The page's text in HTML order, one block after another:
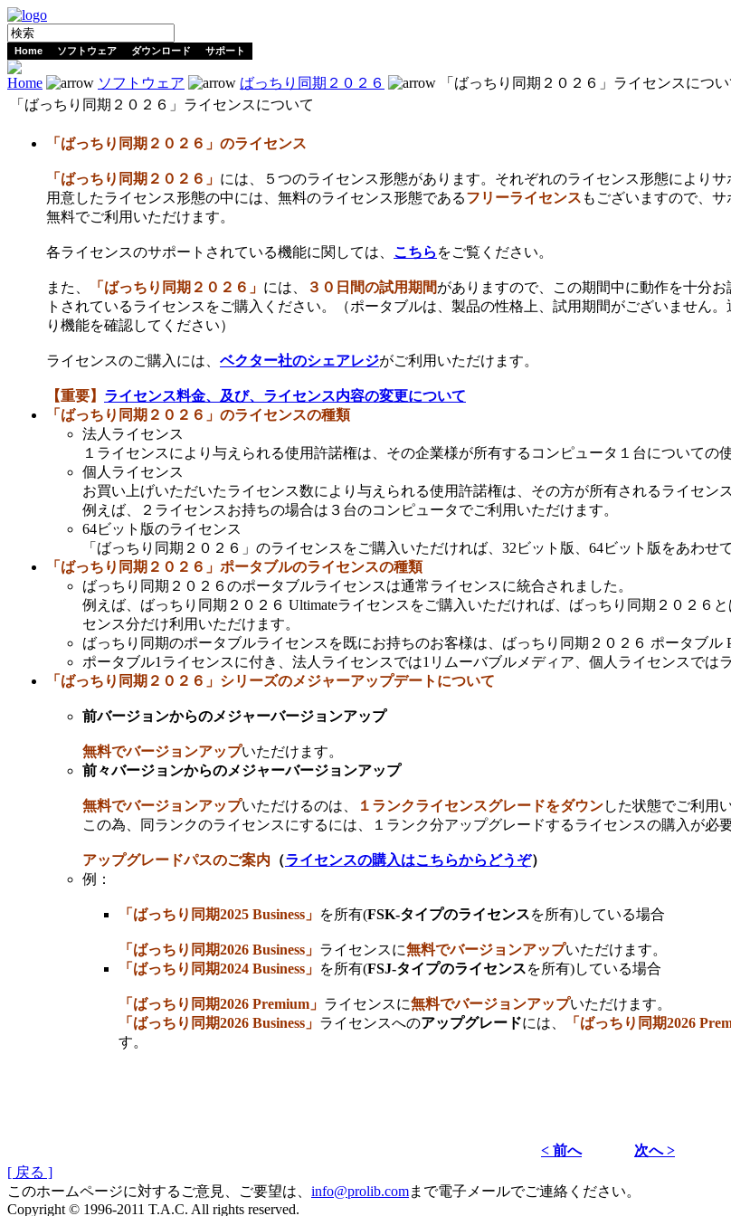
Home ソフトウェア ダウンロード サポート
Home ソフトウェア ばっちり同期２０２６
「ばっちり同期２０２６」ライセンスについ
「ばっちり同期２０２６」ライセンスについて
「ばっちり同期２０２６ 」のライセンス
「ばっちり同期２０２６」 には、５つのライセンス形態があります。それぞれのライセンス形態により
用意したライセンス形態の中には、無料のライセンス形態であるフリーライセンス もございますので、
無料でご利用いただけます。
各ライセンスのサポートされている機能に関しては、 こちら をご覧ください。
また、 「ばっちり同期２０２６」 には、 ３０日間の試用期間がありますので、この期間中に動作を十分
トされているライセンスをご購入ください。（ポータブルは、製品の性格上、試用期間がございません
り機能を確認してください）
ライセンスのご購入には、 ベクター社のシェアレジがご利用いただけます。
【重要】 ライセンス料金、及び、ライセンス内容の変更について
「ばっちり同期２０２６」のライセンスの種類
法人ライセンス
１ライセンスにより与えられる使用許諾権は、その企業様が所有するコンピュータ１台についての
個人ライセンス
お買い上げいただいたライセンス数により与えられる使用許諾権は、その方が所有されるライセン
例えば、２ライセンスお持ちの場合は３台のコンピュータでご利用いただけます。
64ビット版のライセンス
「ばっちり同期２０２６」のライセンスをご購入いただければ、32ビット版、64ビット版をあわせ
「ばっちり同期２０２６」ポータブルのライセンスの種類
ばっちり同期２０２６のポータブルライセンスは通常ライセンスに統合されました。
例えば、ばっちり同期２０２６ Ultimateライセンスをご購入いただければ、ばっちり同期２０２６
センス分だけ利用いただけます。
ばっちり同期のポータブルライセンスを既にお持ちのお客様は、ばっちり同期２０２６ ポータブル
ポータブル1ライセンスに付き、法人ライセンスでは1リムーバブルメディア、個人ライセンスでは
「ばっちり同期２０２６」シリーズのメジャーアップデートについて
前バージョンからのメジャーバージョンアップ
無料でバージョンアップいただけます。
前々バージョンからのメジャーバージョンアップ
無料でバージョンアップいただけるのは、 １ランクライセンスグレードをダウンした状態でご利用
この為、同ランクのライセンスにするには、１ランク分アップグレードするライセンスの購入が必
アップグレードパスのご案内 （ライセンスの購入はこちらからどうぞ）
例：
「ばっちり同期2025 Business」 を所有(FSK-タイプのライセンスを所有)している場合
「ばっちり同期2026 Business」 ライセンスに無料でバージョンアップいただけます。
「ばっちり同期2024 Business」 を所有(FSJ-タイプのライセンスを所有)している場合
「ばっちり同期2026 Premium」 ライセンスに無料でバージョンアップいただけます。
「ばっちり同期2026 Business」 ライセンスへのアップグレードには、 「ばっちり同期2026
す。
< 前へ
次へ >
[ 戻る ]
このホームページに対するご意見、ご要望は、 info@prolib.comまで電子メールでご連絡ください。
Copyright © 1996-2011 T.A.C. All rights reserved.